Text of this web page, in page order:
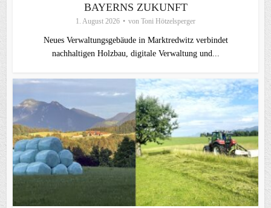
BAYERNS ZUKUNFT
1. August 2026 von Toni Hötzelsperger
Neues Verwaltungsgebäude in Marktredwitz verbindet
nachhaltigen Holzbau, digitale Verwaltung und...